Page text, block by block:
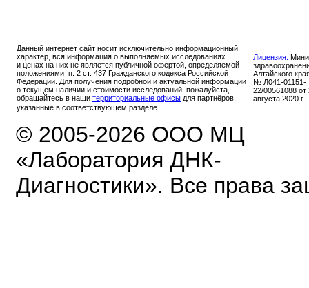
Данный интернет сайт носит исключительно информационный
характер, вся информация о выполняемых исследованиях
и ценах на них не является публичной офертой, определяемой
положениями п. 2 ст. 437 Гражданского кодекса Российской
Федерации. Для получения подробной и актуальной информации
о текущем наличии и стоимости исследований, пожалуйста,
обращайтесь в наши территориальные офисы для партнёров,
указанные в соответствующем разделе.
Лицензия:
Алтайского
№ Л041-01151-
22/00561088 от
августа 2020 г.
© 2005-2026 ООО МЦ
«Лаборатория ДНК-
Диагностики». Все права